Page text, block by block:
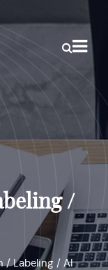
/
/ Labeling / AI